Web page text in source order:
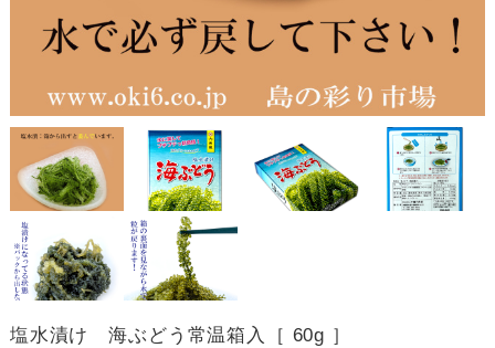
塩水漬け 海ぶどう常温箱入［ 60g ］